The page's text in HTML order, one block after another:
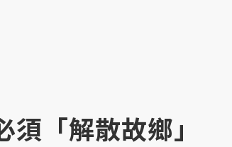
「解散故鄉」